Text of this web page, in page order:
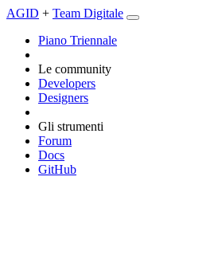
AGID + Team Digitale
Piano Triennale
Le community
Developers
Designers
Gli strumenti
Forum
Docs
GitHub